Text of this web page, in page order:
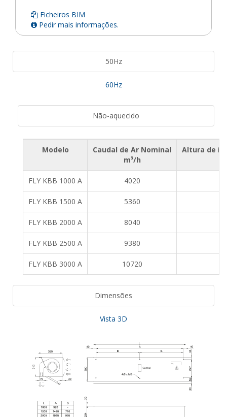
Ficheiros BIM
Pedir mais informações.
50Hz
60Hz
Não-aquecido
Modelo
Caudal de Ar Nominal
m³/h
Altura de
FLY KBB 1000 A 4020
FLY KBB 1500 A 5360
FLY KBB 2000 A 8040
FLY KBB 2500 A 9380
FLY KBB 3000 A 10720
Dimensões
Vista 3D